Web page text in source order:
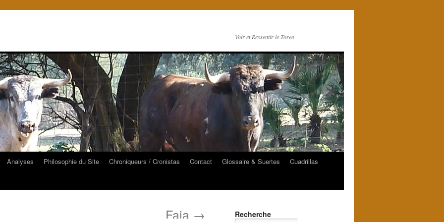
Voir et Ressentir le Toreo
Analyses Philosophie du Site Chroniqueurs / Cronistas Contact Glossaire & Suertes
Cuadrillas
Faja → Recherche